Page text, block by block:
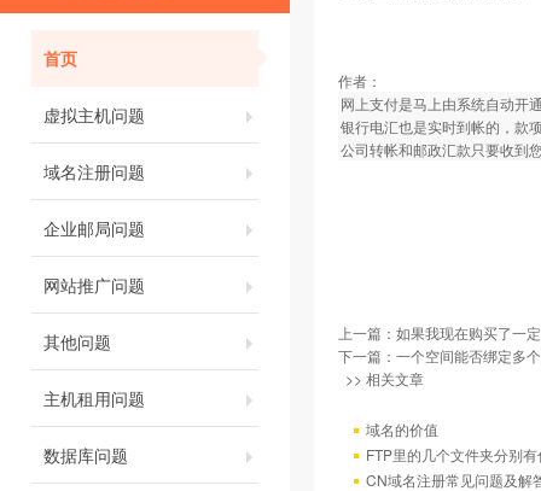
首页
虚拟主机问题
域名注册问题
企业邮局问题
网站推广问题
其他问题
主机租用问题
数据库问题
作者：
网上支付是马上由系统自动开
银行电汇也是实时到帐的，款
公司转帐和邮政汇款只要收到
上一篇： 如果我现在购买了一
下一篇： 一个空间能否绑定多
>> 相关文章
域名的价值
FTP里的几个文件夹分别
CN域名注册常见问题及解